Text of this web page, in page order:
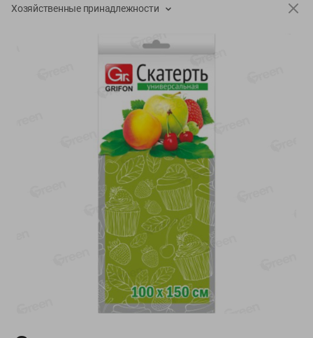
шт
копченые Молодецкие
Местное известное 20 шт
4.99
Конфеты фруктово-
ягодные Местное
известное яблоко-тыква
Хоба
60г
Показано 1-14 из 77
Показать 15-28 из 77
Хозяйственные принадлежности